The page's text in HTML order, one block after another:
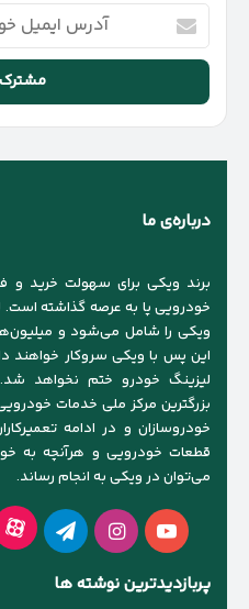
آدرس
ایمیل
خود
وارد
کنید
درباره‌ی ما
برند ویکی برای سهولت خرید و
خودرویی پا به عرصه گذاشته است.
ویکی را شامل می‌شود و
این پس با ویکی سروکار خواهند
لیزینگ خودرو ختم نخواهد
بزرگترین مرکز ملی خدمات
خودروسازان و در ادامه
قطعات خودرویی و هرآنچه به
می‌توان در ویکی به انجام رساند.
یوتیوباینستاگرام
تلگرام
پربازدیدترین نوشته ها